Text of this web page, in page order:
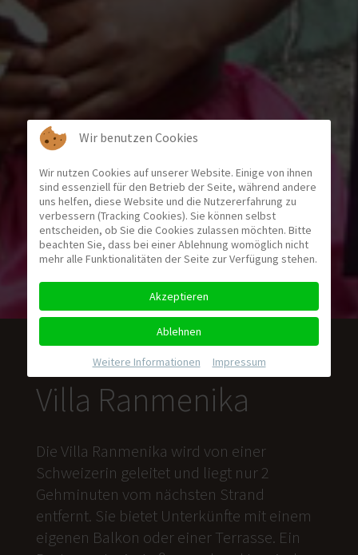
Villa Ranmenika
Die Villa Ranmenika wird von einer
Schweizerin geleitet und liegt nur 2
Gehminuten vom nächsten Strand
entfernt. Sie bietet Unterkünfte mit einem
eigenen Balkon oder einer Terrasse. Ein
Wir benutzen Cookies
Wir nutzen Cookies auf unserer Website. Einige von ihnen
sind essenziell für den Betrieb der Seite, während andere
uns helfen, diese Website und die Nutzererfahrung zu
verbessern (Tracking Cookies). Sie können selbst
entscheiden, ob Sie die Cookies zulassen möchten. Bitte
beachten Sie, dass bei einer Ablehnung womöglich nicht
mehr alle Funktionalitäten der Seite zur Verfügung stehen.
Akzeptieren
Ablehnen
Weitere Informationen Impressum